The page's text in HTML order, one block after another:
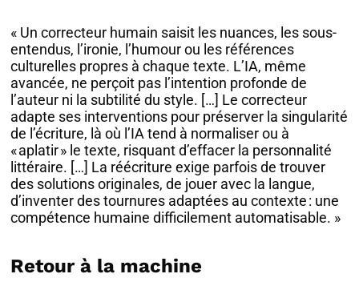
« Un correcteur humain saisit les nuances, les sous-
entendus, l’ironie, l’humour ou les références
culturelles propres à chaque texte. L’IA, même
avancée, ne perçoit pas l’intention profonde de
l’auteur ni la subtilité du style. […] Le correcteur
adapte ses interventions pour préserver la singularité
de l’écriture, là où l’IA tend à normaliser ou à
« aplatir » le texte, risquant d’effacer la personnalité
littéraire. […] La réécriture exige parfois de trouver
des solutions originales, de jouer avec la langue,
d’inventer des tournures adaptées au contexte : une
compétence humaine difficilement automatisable. »
Retour à la machine